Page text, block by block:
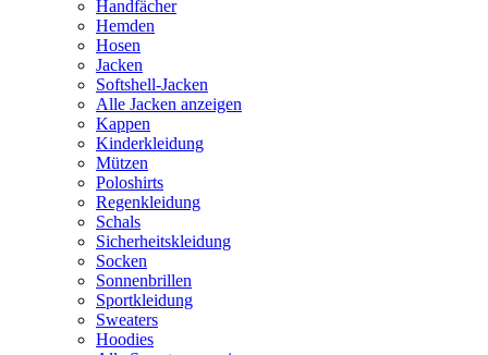
Handfächer
Hemden
Hosen
Jacken
Softshell-Jacken
Alle Jacken anzeigen
Kappen
Kinderkleidung
Mützen
Poloshirts
Regenkleidung
Schals
Sicherheitskleidung
Socken
Sonnenbrillen
Sportkleidung
Sweaters
Hoodies